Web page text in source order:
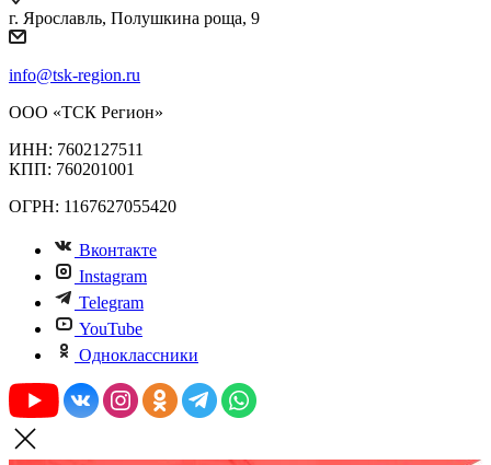
г. Ярославль, Полушкина роща, 9
info@tsk-region.ru
ООО «ТСК Регион»
ИНН: 7602127511
КПП: 760201001
ОГРН: 1167627055420
Вконтакте
Instagram
Telegram
YouTube
Одноклассники